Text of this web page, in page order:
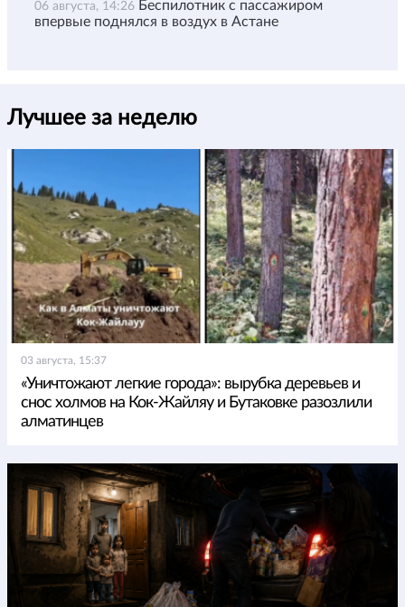
06 августа, 14:26 Беспилотник с пассажиром
впервые поднялся в воздух в Астане
Лучшее за неделю
03 августа, 15:37
«Уничтожают легкие города»: вырубка деревьев и
снос холмов на Кок-Жайляу и Бутаковке разозлили
алматинцев